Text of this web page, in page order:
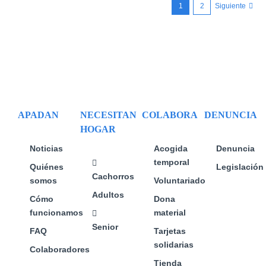
de
de
producto
1 2 Siguiente
APADAN
Noticias
Quiénes
somos
Cómo
funcionamos
FAQ
Colaboradores
NECESITAN
HOGAR
Cachorros
Adultos
Senior
COLABORA
Acogida
temporal
Voluntariado
Dona
material
Tarjetas
solidarias
Tienda
DENUNCIA
Denuncia
Legislación